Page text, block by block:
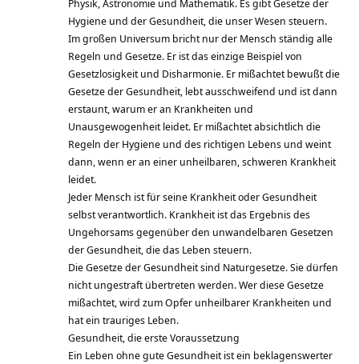
Physik, Astronomie und Mathematik. Es gibt Gesetze der
Hygiene und der Gesundheit, die unser Wesen steuern.
Im großen Universum bricht nur der Mensch ständig alle
Regeln und Gesetze. Er ist das einzige Beispiel von
Gesetzlosigkeit und Disharmonie. Er mißachtet bewußt die
Gesetze der Gesundheit, lebt ausschweifend und ist dann
erstaunt, warum er an Krankheiten und
Unausgewogenheit leidet. Er mißachtet absichtlich die
Regeln der Hygiene und des richtigen Lebens und weint
dann, wenn er an einer unheilbaren, schweren Krankheit
leidet.
Jeder Mensch ist für seine Krankheit oder Gesundheit
selbst verantwortlich. Krankheit ist das Ergebnis des
Ungehorsams gegenüber den unwandelbaren Gesetzen
der Gesundheit, die das Leben steuern.
Die Gesetze der Gesundheit sind Naturgesetze. Sie dürfen
nicht ungestraft übertreten werden. Wer diese Gesetze
mißachtet, wird zum Opfer unheilbarer Krankheiten und
hat ein trauriges Leben.
Gesundheit, die erste Voraussetzung
Ein Leben ohne gute Gesundheit ist ein beklagenswerter